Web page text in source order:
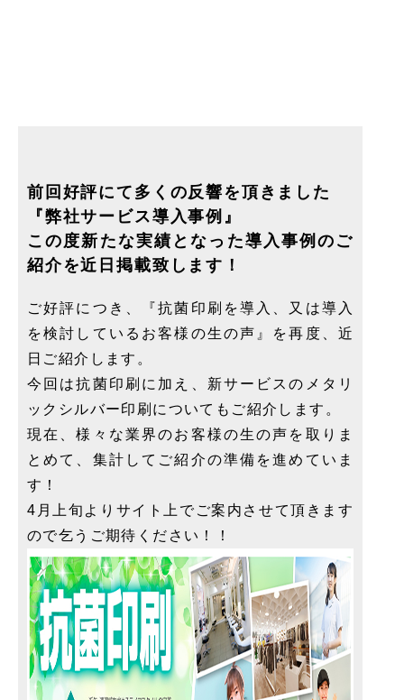
前回好評にて多くの反響を頂きました
『弊社サービス導入事例』
この度新たな実績となった導入事例のご
紹介を近日掲載致します！
ご好評につき、『抗菌印刷を導入、又は導入
を検討しているお客様の生の声』を再度、近
日ご紹介します。
今回は抗菌印刷に加え、新サービスのメタリ
ックシルバー印刷についてもご紹介します。
現在、様々な業界のお客様の生の声を取りま
とめて、集計してご紹介の準備を進めていま
す！
4月上旬よりサイト上でご案内させて頂きます
ので乞うご期待ください！！